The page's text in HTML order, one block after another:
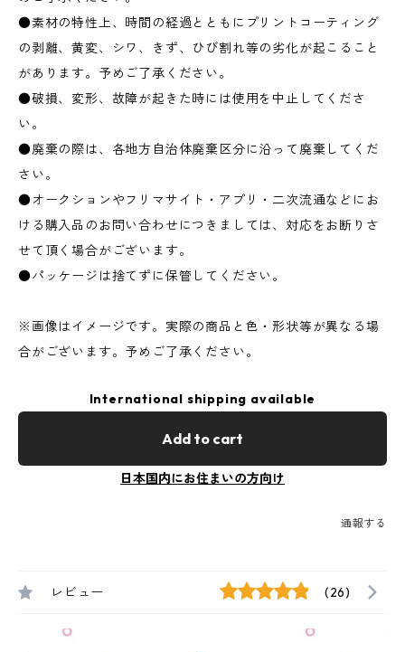
●素材の特性上、時間の経過とともにプリントコーティング
の剥離、黄変、シワ、きず、ひび割れ等の劣化が起こること
があります。予めご了承ください。
●破損、変形、故障が起きた時には使用を中止してくださ
い。
●廃棄の際は、各地方自治体廃棄区分に沿って廃棄してくだ
さい。
●オークションやフリマサイト・アプリ・二次流通などにお
ける購入品のお問い合わせにつきましては、対応をお断りさ
せて頂く場合がございます。
●パッケージは捨てずに保管してください。
※画像はイメージです。実際の商品と色・形状等が異なる場
合がございます。予めご了承ください。
International shipping available
Add to cart
日本国内にお住まいの方向け
通報する
レビュー (26)